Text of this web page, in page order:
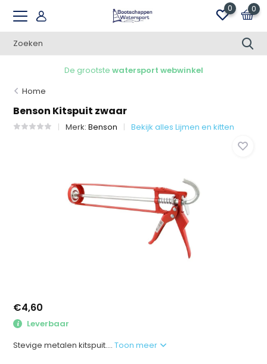
0 0
De grootstewatersport webwinkel
Home
Benson Kitspuit zwaar
Merk:Benson Bekijk alles Lijmen en kitten
€4,60
Leverbaar
Stevige metalen kitspuit....Toon meer